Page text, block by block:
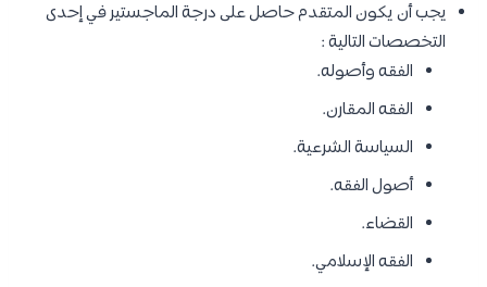
يجب أن يكون المتقدم حاصل على درجة الماجستير في إحدى
التخصصات التالية :
الفقه وأصوله.
الفقه المقارن.
السياسة الشرعية.
أصول الفقه.
القضاء.
الفقه الإسلامي.